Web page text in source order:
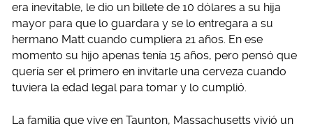
era inevitable, le dio un billete de 10 dólares a su hija
mayor para que lo guardara y se lo entregara a su
hermano Matt cuando cumpliera 21 años. En ese
momento su hijo apenas tenía 15 años, pero pensó que
quería ser el primero en invitarle una cerveza cuando
tuviera la edad legal para tomar y lo cumplió.
La familia que vive en Taunton, Massachusetts vivió un